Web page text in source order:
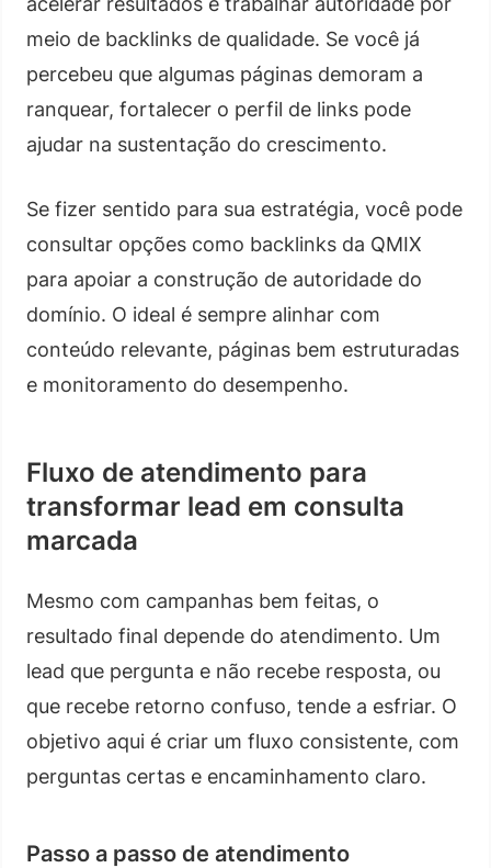
meio de backlinks de qualidade. Se você já
percebeu que algumas páginas demoram a
ranquear, fortalecer o perfil de links pode
ajudar na sustentação do crescimento.
Se fizer sentido para sua estratégia, você pode
consultar opções como backlinks da QMIX
para apoiar a construção de autoridade do
domínio. O ideal é sempre alinhar com
conteúdo relevante, páginas bem estruturadas
e monitoramento do desempenho.
Fluxo de atendimento para
transformar lead em consulta
marcada
Mesmo com campanhas bem feitas, o
resultado final depende do atendimento. Um
lead que pergunta e não recebe resposta, ou
que recebe retorno confuso, tende a esfriar. O
objetivo aqui é criar um fluxo consistente, com
perguntas certas e encaminhamento claro.
Passo a passo de atendimento